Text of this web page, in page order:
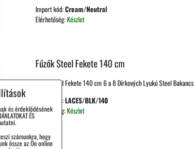
Import kód:Cream/Neutral
Elérhetőség:Készlet
Fűzők Steel Fekete 140 cm
Fűzők Steel Fekete 140 cm 6 a 8 Dírkových Lyukú Steel Bakancs
Import kód:LACES/BLK/140
Elérhetőség:Készlet
és érdeklődésének
ÉS
számunkra, hogy
össze az Ön online